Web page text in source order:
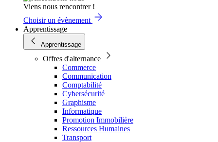
Viens nous rencontrer !
Choisir un évènement
Apprentissage
Apprentissage
Offres d'alternance
Commerce
Communication
Comptabilité
Cybersécurité
Graphisme
Informatique
Promotion Immobilière
Ressources Humaines
Transport